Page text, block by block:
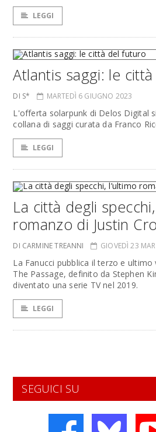
LEGGI
Atlantis saggi: le
DI S* MARTEDÌ 6 GIUGNO 2023
L'offerta solarpunk di Delos Digital
collana di saggi curata da Franco
LEGGI
La città degli
romanzo di Justin
DI CARMINE TREANNI GIOVEDÌ 23
La Fanucci pubblica il terzo e
The Passage, definito da Stephen
diventato una serie TV nel 2019.
LEGGI
SEGUICI SU